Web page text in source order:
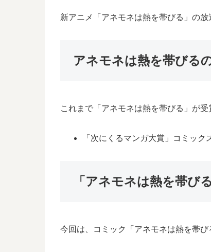
新アニメ「アネモネは熱を帯びる」の
アネモネは熱を帯びる
これまで「アネモネは熱を帯びる」が
「次にくるマンガ大賞」コミッ
「アネモネは熱を帯び
今回は、コミック「アネモネは熱を帯